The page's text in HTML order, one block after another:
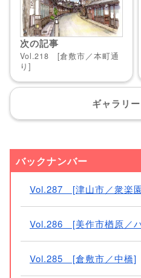
次の記事
Vol.218 [倉敷市／本町通
り]
ギャラリー
バックナンバー
Vol.287 [津山市／衆楽
Vol.286 [美作市楢原／
Vol.285 [倉敷市／中橋]